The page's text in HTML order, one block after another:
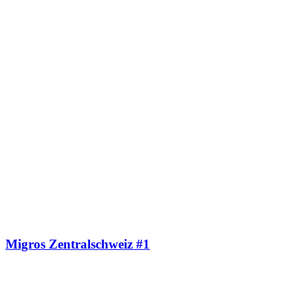
Migros Zentralschweiz #1